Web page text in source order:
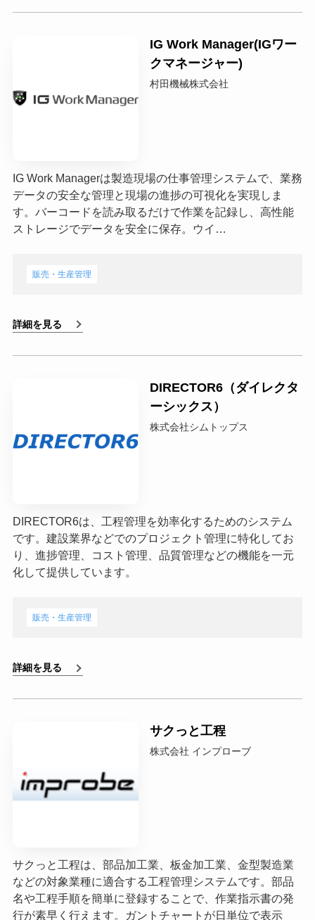
IG Work Manager(IGワー
クマネージャー)
村田機械株式会社
IG Work Managerは製造現場の仕事管理システムで、業務
データの安全な管理と現場の進捗の可視化を実現しま
す。バーコードを読み取るだけで作業を記録し、高性能
ストレージでデータを安全に保存。ウイ…
販売・生産管理
詳細を見る
DIRECTOR6（ダイレクタ
ーシックス）
株式会社シムトップス
DIRECTOR6は、工程管理を効率化するためのシステム
です。建設業界などでのプロジェクト管理に特化してお
り、進捗管理、コスト管理、品質管理などの機能を一元
化して提供しています。
販売・生産管理
詳細を見る
サクっと工程
株式会社 インプローブ
サクっと工程は、部品加工業、板金加工業、金型製造業
などの対象業種に適合する工程管理システムです。部品
名や工程手順を簡単に登録することで、作業指示書の発
行が素早く行えます。ガントチャートが日単位で表示